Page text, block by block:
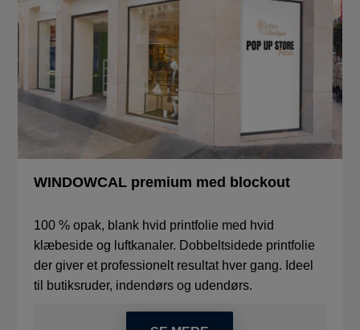
WINDOWCAL premium med blockout
100 % opak, blank hvid printfolie med hvid
klæbeside og luftkanaler. Dobbeltsidede printfolie
der giver et professionelt resultat hver gang. Ideel
til butiksruder, indendørs og udendørs.